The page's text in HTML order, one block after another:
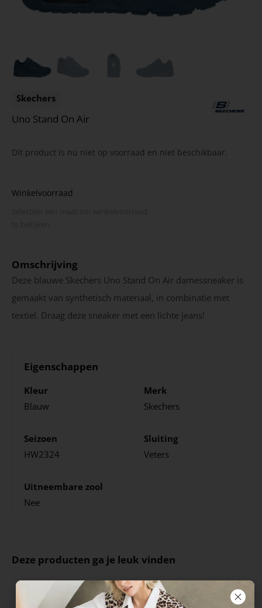
Skechers
Uno Stand On Air
Dit product is nu niet op voorraad en niet beschikbaar.
Winkelvoorraad
Omschrijving
Deze blauwe Skechers Uno Stand On Air damessneaker is
gemaakt van synthetisch materiaal, in combinatie met
textiel. Draag deze sneaker met een lichte jeans!
Eigenschappen
Kleur
Blauw
Merk
Skechers
Seizoen
HW2324
Sluiting
Veters
Uitneembare zool
Nee
Deze producten ga je leuk vinden